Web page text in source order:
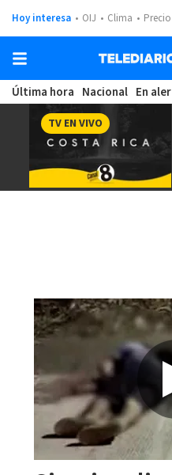
Hoy interesa OIJ Clima
Última hora Nacional En
TV EN VIVO